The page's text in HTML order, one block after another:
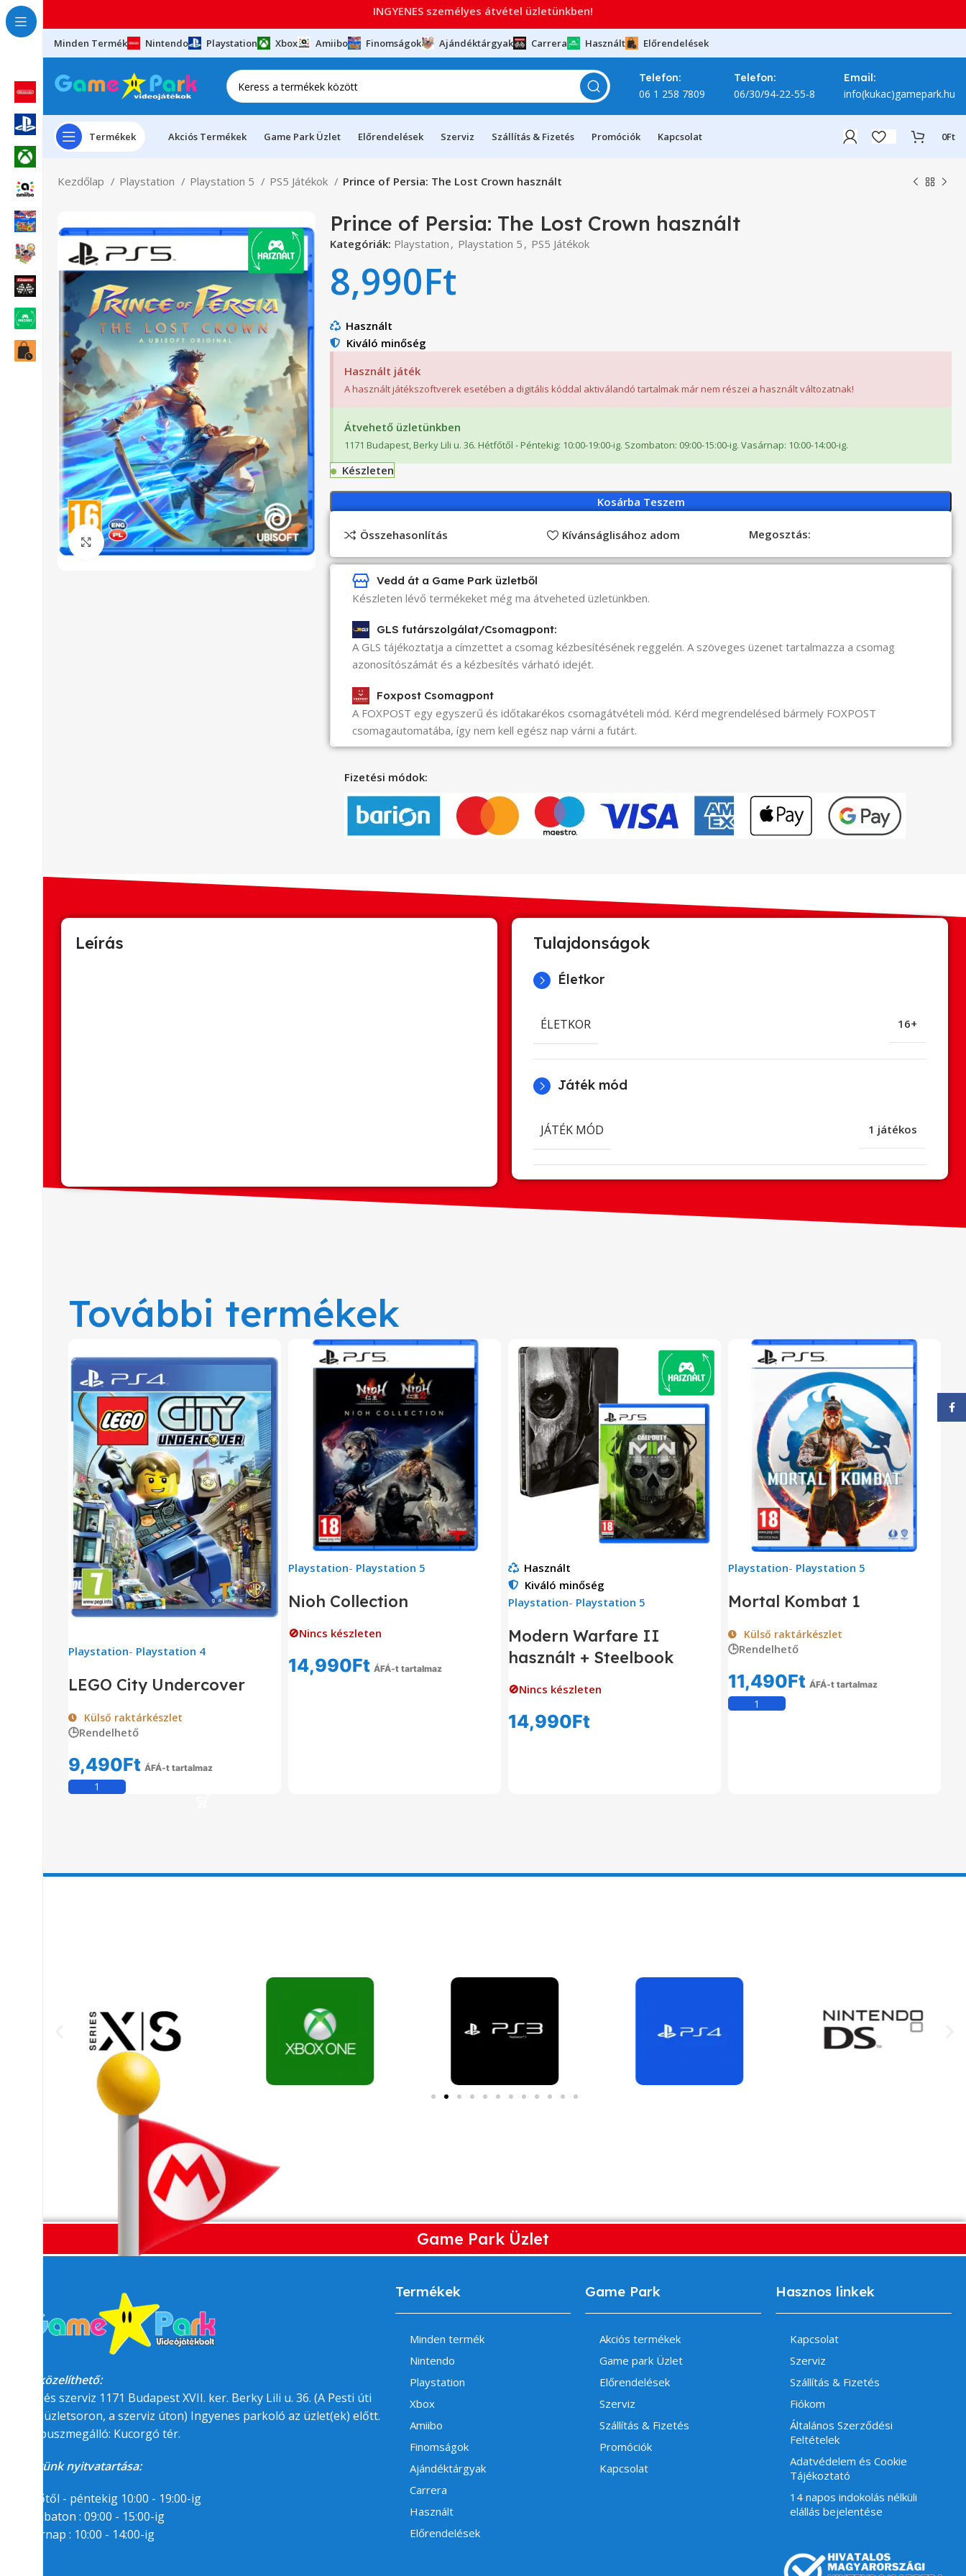
Segítségre van
Minden Termék Nintendo Playstation Xbox Amiibo Finomságok Ajándéktárgyak Carrera Használt Előrendelések
Telefon:
06 1 258 7809
Telefon:
06/30/94-22-55-8
Email:
info(kukac)gamepark.hu
Termékek Akciós Termékek Game Park Üzlet Előrendelések Szerviz Szállítás & Fizetés Promóciók Kapcsolat 0Ft
Kezdőlap Playstation Playstation 5 PS5 Játékok Prince of Persia: The Lost Crown használt
Click to enlarge
Prince of Persia: The Lost Crown használt
Kategóriák: Playstation , Playstation 5 , PS5 Játékok
8,990Ft
Használt
Kiváló minőség
Használt játék
A használt játékszoftverek esetében a digitális kóddal aktiválandó tartalmak már nem részei a használt változatnak!
Átvehető üzletünkben
1171 Budapest, Berky Lili u. 36. Hétfőtől - Péntekig: 10:00-19:00-ig. Szombaton: 09:00-15:00-ig. Vasárnap: 10:00-14:00-ig.
Készleten
Kosárba Teszem
Összehasonlítás Kívánságlisához adom Megosztás:
Vedd át a Game Park üzletből
Készleten lévő termékeket még ma átveheted üzletünkben.
GLS futárszolgálat/Csomagpont:
A GLS tájékoztatja a címzettet a csomag kézbesítésének reggelén. A szöveges üzenet tartalmazza a csomag
azonosítószámát és a kézbesítés várható idejét.
Foxpost Csomagpont
A FOXPOST egy egyszerű és időtakarékos csomagátvételi mód. Kérd megrendelésed bármely FOXPOST
csomagautomatába, így nem kell egész nap várni a futárt.
Fizetési módok:
Leírás Tulajdonságok
Életkor
ÉLETKOR 16+
Játék mód
JÁTÉK MÓD 1 játékos
További termékek
Playstation- Playstation 4
LEGO City Undercover
Külső raktárkészlet
🕒Rendelhető
9,490Ft ÁFÁ-t tartalmaz
Playstation- Playstation 5
Nioh Collection
🚫Nincs készleten
14,990Ft ÁFÁ-t tartalmaz
Használt
Kiváló minőség
Playstation- Playstation 5
Modern Warfare II
használt + Steelbook
🚫Nincs készleten
14,990Ft
Playstation- Playstation 5
Mortal Kombat 1
Külső raktárkészlet
🕒Rendelhető
11,490Ft ÁFÁ-t tartalmaz
Game Park Üzlet
Megközelíthető:
üzlet és szerviz 1171 Budapest XVII. ker. Berky Lili u. 36. (A Pesti úti
felőli üzletsoron, a szerviz úton) Ingyenes parkoló az üzlet(ek) előtt.
BKK buszmegálló: Kucorgó tér.
Üzletünk nyitvatartása:
Hétfőtől - péntekig 10:00 - 19:00-ig
Szombaton : 09:00 - 15:00-ig
Vasárnap : 10:00 - 14:00-ig
Termékek
Minden termék
Nintendo
Playstation
Xbox
Amiibo
Finomságok
Ajándéktárgyak
Carrera
Használt
Előrendelések
Game Park
Akciós termékek
Game park Üzlet
Előrendelések
Szerviz
Szállítás & Fizetés
Promóciók
Kapcsolat
Hasznos linkek
Kapcsolat
Szerviz
Szállítás & Fizetés
Fiókom
Általános Szerződési
Feltételek
Adatvédelem és Cookie
Tájékoztató
14 napos indokolás nélküli
elállás bejelentése
INGYENES személyes átvétel üzletünkben!